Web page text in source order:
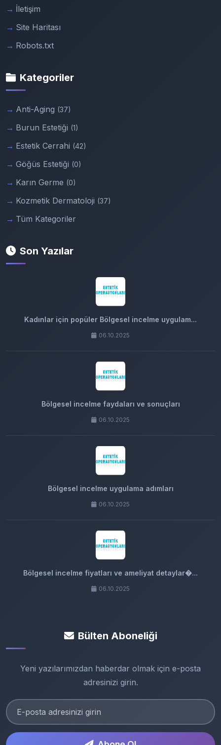
İletişim
Site Haritası
Robots.txt
Kategoriler
Anti-Aging (37)
Burun Estetiği (1)
Estetik Cerrahi (42)
Göğüs Estetiği (0)
Karın Germe (0)
Kozmetik Dermatoloji (37)
Tüm Kategoriler
Son Yazılar
Kadınlar için popüler Bölgesel incelme uygulam...
06.10.2025
Bölgesel incelme faydaları ve sonuçları
06.10.2025
Bölgesel incelme uygulama adımları
06.10.2025
Bölgesel incelme fiyatları ve ameliyat detaylar�...
06.10.2025
Bülten Aboneliği
Yeni yazılarımızdan haberdar olmak için e-posta
adresinizi girin.